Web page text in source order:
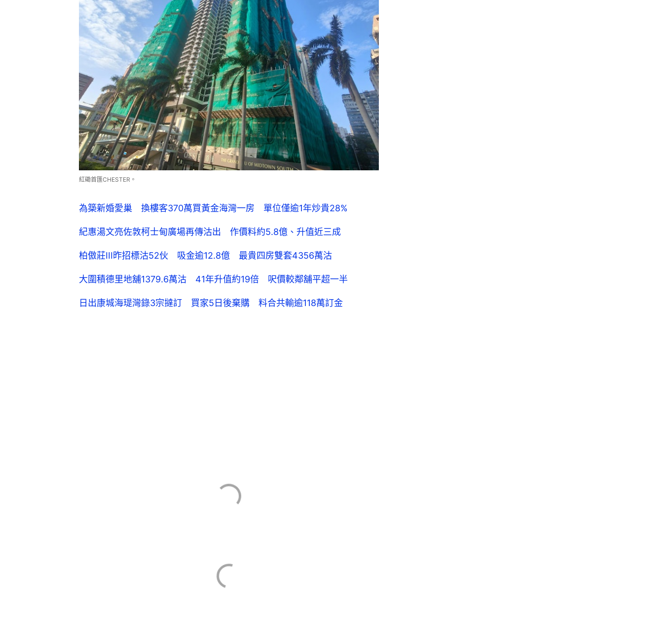
紅磡首匯CHESTER。
為築新婚愛巢 換樓客370萬買黃金海灣一房 單位僅逾1年炒貴28%
紀惠湯文亮佐敦柯士甸廣場再傳沽出 作價料約5.8億、升值近三成
柏傲莊III昨招標沽52伙 吸金逾12.8億 最貴四房雙套4356萬沽
大圍積德里地舖1379.6萬沽 41年升值約19倍 呎價較鄰舖平超一半
日出康城海瑅灣錄3宗撻訂 買家5日後棄購 料合共輸逾118萬訂金